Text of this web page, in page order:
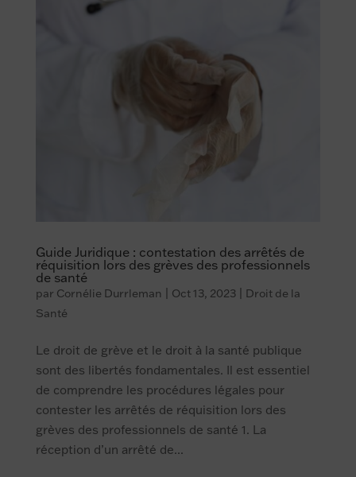
Guide Juridique : contestation des arrêtés de
réquisition lors des grèves des professionnels
de santé
par Cornélie Durrleman Oct 13, 2023| Droit de la
Santé
Le droit de grève et le droit à la santé publique
sont des libertés fondamentales. Il est essentiel
de comprendre les procédures légales pour
contester les arrêtés de réquisition lors des
grèves des professionnels de santé 1. La
réception d’un arrêté de...